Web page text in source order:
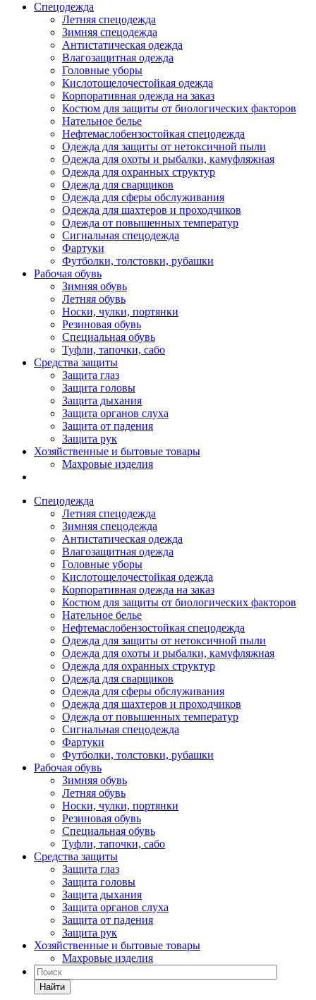
Спецодежда
Летняя спецодежда
Зимняя спецодежда
Антистатическая одежда
Влагозащитная одежда
Головные уборы
Кислотощелочестойкая одежда
Корпоративная одежда на заказ
Костюм для защиты от биологических факторов
Нательное белье
Нефтемаслобензостойкая спецодежда
Одежда для защиты от нетоксичной пыли
Одежда для охоты и рыбалки, камуфляжная
Одежда для охранных структур
Одежда для сварщиков
Одежда для сферы обслуживания
Одежда для шахтеров и проходчиков
Одежда от повышенных температур
Сигнальная спецодежда
Фартуки
Футболки, толстовки, рубашки
Рабочая обувь
Зимняя обувь
Летняя обувь
Носки, чулки, портянки
Резиновая обувь
Специальная обувь
Туфли, тапочки, сабо
Средства защиты
Защита глаз
Защита головы
Защита дыхания
Защита органов слуха
Защита от падения
Защита рук
Хозяйственные и бытовые товары
Махровые изделия
Спецодежда
Летняя спецодежда
Зимняя спецодежда
Антистатическая одежда
Влагозащитная одежда
Головные уборы
Кислотощелочестойкая одежда
Корпоративная одежда на заказ
Костюм для защиты от биологических факторов
Нательное белье
Нефтемаслобензостойкая спецодежда
Одежда для защиты от нетоксичной пыли
Одежда для охоты и рыбалки, камуфляжная
Одежда для охранных структур
Одежда для сварщиков
Одежда для сферы обслуживания
Одежда для шахтеров и проходчиков
Одежда от повышенных температур
Сигнальная спецодежда
Фартуки
Футболки, толстовки, рубашки
Рабочая обувь
Зимняя обувь
Летняя обувь
Носки, чулки, портянки
Резиновая обувь
Специальная обувь
Туфли, тапочки, сабо
Средства защиты
Защита глаз
Защита головы
Защита дыхания
Защита органов слуха
Защита от падения
Защита рук
Хозяйственные и бытовые товары
Махровые изделия
Найти